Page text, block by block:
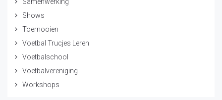
Samenwerking
Shows
Toernooien
Voetbal Trucjes Leren
Voetbalschool
Voetbalvereniging
Workshops